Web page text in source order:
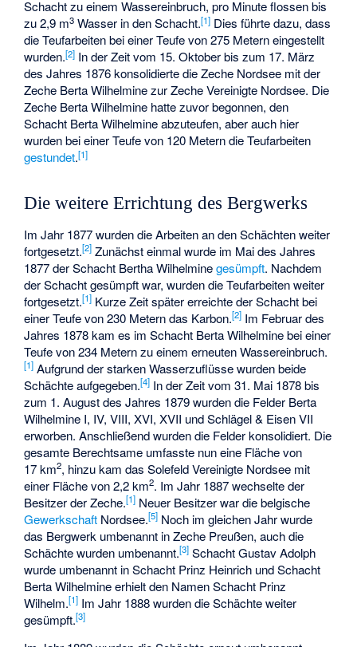
Schacht zu einem Wassereinbruch, pro Minute flossen bis
zu 2,9 m3 Wasser in den Schacht.[1] Dies führte dazu, dass
die Teufarbeiten bei einer Teufe von 275 Metern eingestellt
wurden.[2] In der Zeit vom 15. Oktober bis zum 17. März
des Jahres 1876 konsolidierte die Zeche Nordsee mit der
Zeche Berta Wilhelmine zur Zeche Vereinigte Nordsee. Die
Zeche Berta Wilhelmine hatte zuvor begonnen, den
Schacht Berta Wilhelmine abzuteufen, aber auch hier
wurden bei einer Teufe von 120 Metern die Teufarbeiten
gestundet.[1]
Die weitere Errichtung des Bergwerks
Im Jahr 1877 wurden die Arbeiten an den Schächten weiter
fortgesetzt.[2] Zunächst einmal wurde im Mai des Jahres
1877 der Schacht Bertha Wilhelminegesümpft. Nachdem
der Schacht gesümpft war, wurden die Teufarbeiten weiter
fortgesetzt.[1] Kurze Zeit später erreichte der Schacht bei
einer Teufe von 230 Metern das Karbon.[2] Im Februar des
Jahres 1878 kam es im Schacht Berta Wilhelmine bei einer
Teufe von 234 Metern zu einem erneuten Wassereinbruch.
[1] Aufgrund der starken Wasserzuflüsse wurden beide
Schächte aufgegeben.[4] In der Zeit vom 31. Mai 1878 bis
zum 1. August des Jahres 1879 wurden die Felder Berta
Wilhelmine I, IV, VIII, XVI, XVII und Schlägel & Eisen VII
erworben. Anschließend wurden die Felder konsolidiert. Die
gesamte Berechtsame umfasste nun eine Fläche von
17 km2, hinzu kam das Solefeld Vereinigte Nordsee mit
einer Fläche von 2,2 km2. Im Jahr 1887 wechselte der
Besitzer der Zeche.[1] Neuer Besitzer war die belgische
Gewerkschaft Nordsee.[5] Noch im gleichen Jahr wurde
das Bergwerk umbenannt in Zeche Preußen, auch die
Schächte wurden umbenannt.[3] Schacht Gustav Adolph
wurde umbenannt in Schacht Prinz Heinrich und Schacht
Berta Wilhelmine erhielt den Namen Schacht Prinz
Wilhelm.[1] Im Jahr 1888 wurden die Schächte weiter
gesümpft.[3]